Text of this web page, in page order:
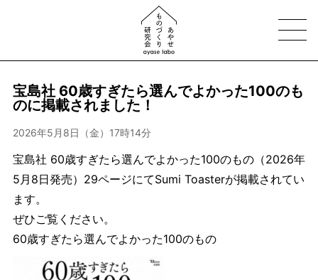
宝島社 60歳すぎたら選んでよかった100のも
のに掲載されました！
2026年5月8日（金）17時14分
宝島社 60歳すぎたら選んでよかった100のもの（2026年
5月8日発売）29ページにてSumi Toasterが掲載されてい
ます。
ぜひご覧ください。
60歳すぎたら選んでよかった100のもの